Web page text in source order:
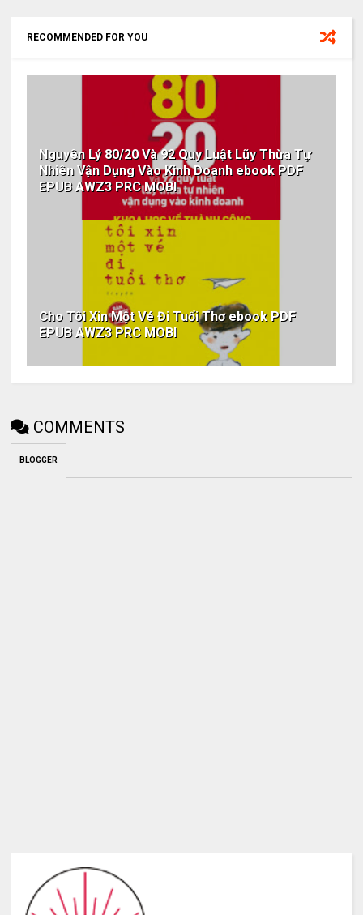
RECOMMENDED FOR YOU
Nguyên Lý 80/20 Và 92 Quy Luật Lũy Thừa Tự
Nhiên Vận Dụng Vào Kinh Doanh ebook PDF
EPUB AWZ3 PRC MOBI
Cho Tôi Xin Một Vé Đi Tuổi Thơ ebook PDF
EPUB AWZ3 PRC MOBI
COMMENTS
BLOGGER